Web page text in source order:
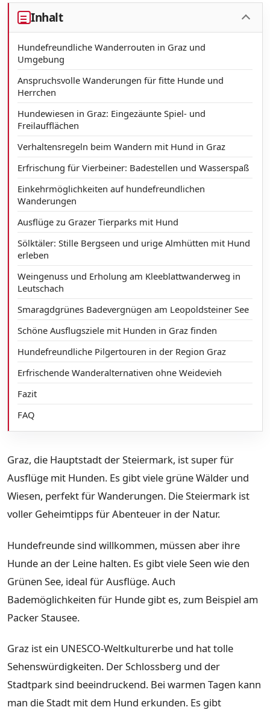
Inhalt
Hundefreundliche Wanderrouten in Graz und
Umgebung
Anspruchsvolle Wanderungen für fitte Hunde und
Herrchen
Hundewiesen in Graz: Eingezäunte Spiel- und
Freilaufflächen
Verhaltensregeln beim Wandern mit Hund in Graz
Erfrischung für Vierbeiner: Badestellen und Wasserspaß
Einkehrmöglichkeiten auf hundefreundlichen
Wanderungen
Ausflüge zu Grazer Tierparks mit Hund
Sölktäler: Stille Bergseen und urige Almhütten mit Hund
erleben
Weingenuss und Erholung am Kleeblattwanderweg in
Leutschach
Smaragdgrünes Badevergnügen am Leopoldsteiner See
Schöne Ausflugsziele mit Hunden in Graz finden
Hundefreundliche Pilgertouren in der Region Graz
Erfrischende Wanderalternativen ohne Weidevieh
Fazit
FAQ
Graz, die Hauptstadt der Steiermark, ist super für
Ausflüge mit Hunden. Es gibt viele grüne Wälder und
Wiesen, perfekt für Wanderungen. Die Steiermark ist
voller Geheimtipps für Abenteuer in der Natur.
Hundefreunde sind willkommen, müssen aber ihre
Hunde an der Leine halten. Es gibt viele Seen wie den
Grünen See, ideal für Ausflüge. Auch
Bademöglichkeiten für Hunde gibt es, zum Beispiel am
Packer Stausee.
Graz ist ein UNESCO-Weltkulturerbe und hat tolle
Sehenswürdigkeiten. Der Schlossberg und der
Stadtpark sind beeindruckend. Bei warmen Tagen kann
man die Stadt mit dem Hund erkunden. Es gibt